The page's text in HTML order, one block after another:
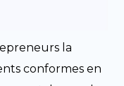
la
conformes en